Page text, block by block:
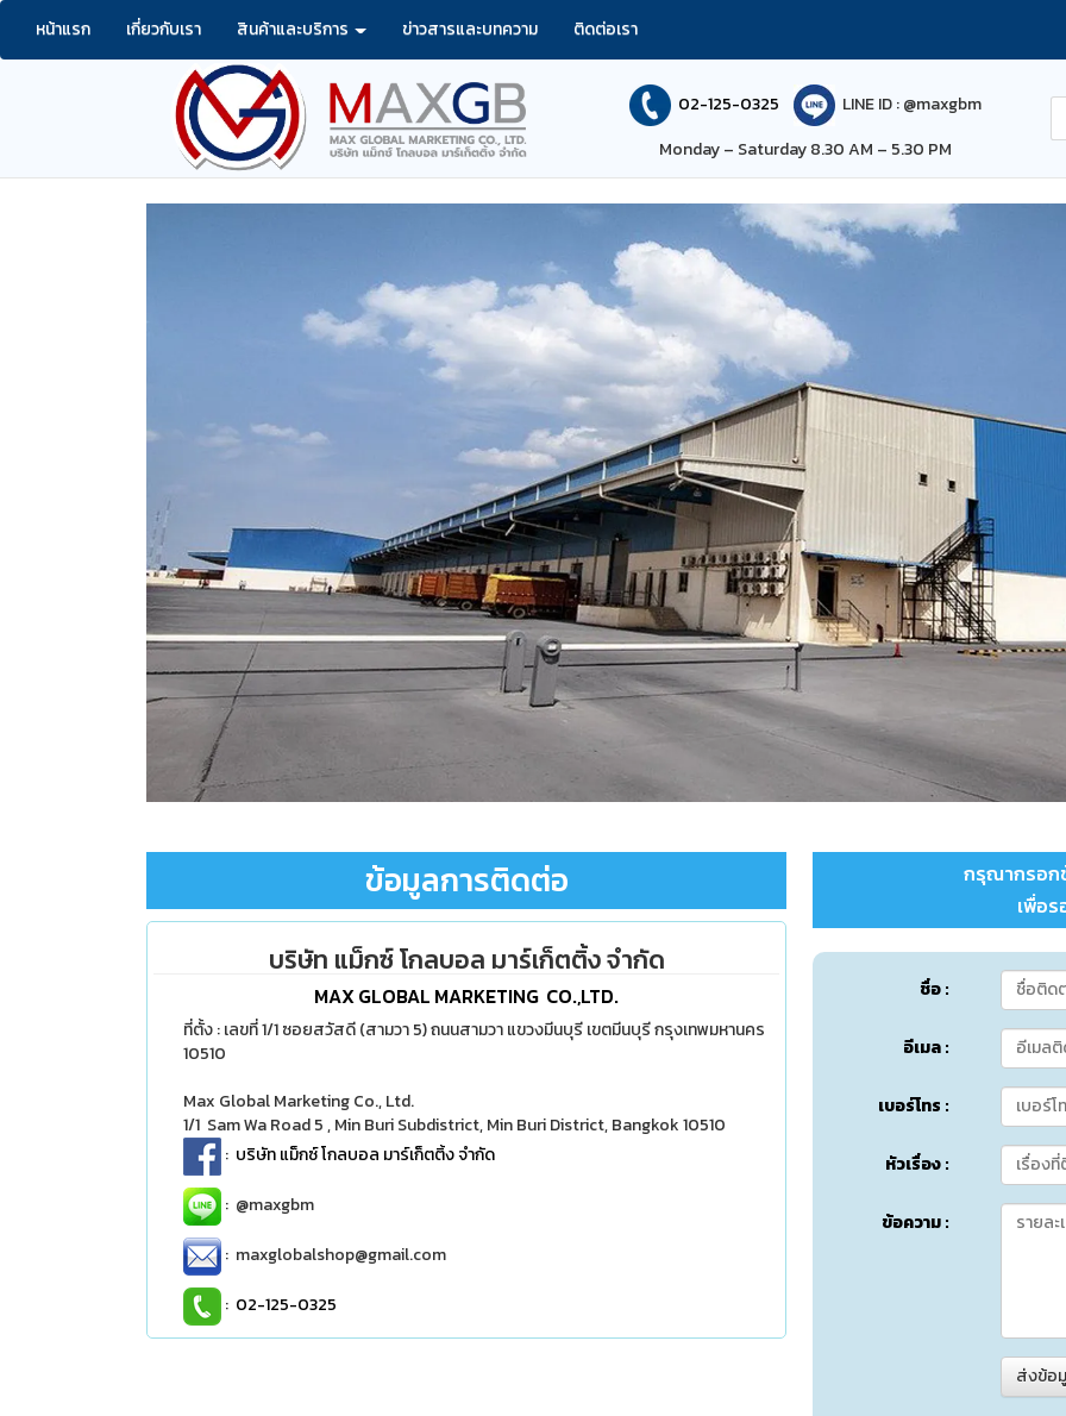
หน้าแรก เกี่ยวกับเรา สินค้าและบริการ ข่าวสารและบทความ ติดต่อเรา
02-125-0325
LINE ID : @maxgbm
Monday – Saturday 8.30 AM – 5.30 PM
ข้อมูลการติดต่อ
บริษัท แม็กซ์ โกลบอล มาร์เก็ตติ้ง จำกัด
MAX GLOBAL MARKETING CO.,LTD.
ที่ตั้ง : เลขที่ 1/1 ซอยสวัสดี (สามวา 5) ถนนสามวา แขวงมีนบุรี เขตมีนบุรี กรุงเทพมหานคร
10510
Max Global Marketing Co., Ltd.
1/1 Sam Wa Road 5 , Min Buri Subdistrict, Min Buri District, Bangkok 10510
: บริษัท แม็กซ์ โกลบอล มาร์เก็ตติ้ง จำกัด
: @maxgbm
: maxglobalshop@gmail.com
: 02-125-0325
กรุณากรอก
เพื่อ
ชื่อ :
อีเมล :
เบอร์โทร :
หัวเรื่อง :
ข้อความ :
ส่งข้อ